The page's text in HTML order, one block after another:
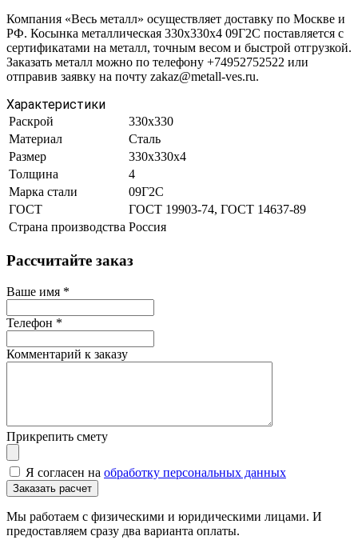
Компания «Весь металл» осуществляет доставку по Москве и
РФ. Косынка металлическая 330х330х4 09Г2С поставляется с
сертификатами на металл, точным весом и быстрой отгрузкой.
Заказать металл можно по телефону +74952752522 или
отправив заявку на почту zakaz@metall-ves.ru.
Характеристики
Раскрой
330х330
Материал
Сталь
Размер
330х330х4
Толщина
4
Марка стали
09Г2С
ГОСТ
ГОСТ 19903-74, ГОСТ 14637-89
Страна производства Россия
Рассчитайте заказ
Ваше имя *
Телефон *
Комментарий к заказу
Прикрепить смету
Я согласен на обработку персональных данных
Мы работаем с физическими и юридическими лицами. И
предоставляем сразу два варианта оплаты.